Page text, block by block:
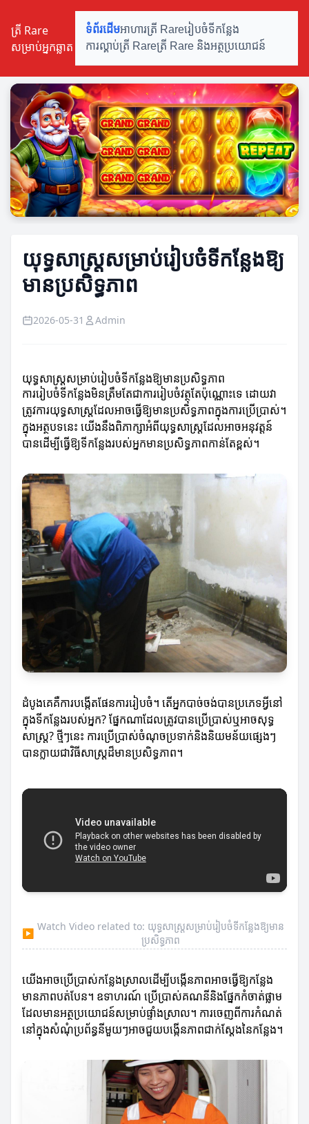
ត្រី Rare
សម្រាប់អ្នកឆ្លាត
ទំព័រដើមអាហារត្រី Rareរៀបចំទីកន្លែង
ការល្គាប់ត្រី Rareត្រី Rare និងអត្ថប្រយោជន៍
យុទ្ធសាស្ត្រសម្រាប់រៀបចំទីកន្លែងឱ្យ
មានប្រសិទ្ធភាព
2026-05-31 Admin
យុទ្ធសាស្ត្រសម្រាប់រៀបចំទីកន្លែងឱ្យមានប្រសិទ្ធភាព
ការរៀបចំទីកន្លែងមិនត្រឹមតែជាការរៀបចំវត្ថុតែប៉ុណ្ណោះទេ ដោយវា
ត្រូវការយុទ្ធសាស្ត្រដែលអាចធ្វើឱ្យមានប្រសិទ្ធភាពក្នុងការប្រើប្រាស់។
ក្នុងអត្ថបទនេះ យើងនឹងពិភាក្សាអំពីយុទ្ធសាស្ត្រដែលអាចអនុវត្តន៍
បានដើម្បីធ្វើឱ្យទីកន្លែងរបស់អ្នកមានប្រសិទ្ធភាពកាន់តែខ្ពស់។
ដំបូងគេគឺការបង្កើតផែនការរៀបចំ។ តើអ្នកបាច់ចង់បានប្រភេទអ្វីនៅ
ក្នុងទីកន្លែងរបស់អ្នក? ផ្នែកណាដែលត្រូវបានប្រើប្រាស់ឬអាចសុទ្ធ
សាស្រ្ត? ថ្មីៗនេះ ការប្រើប្រាស់ចំណុចប្រទាក់និងនិយមន័យផ្សេងៗ
បានក្លាយជាវិធីសាស្រ្តដ៏មានប្រសិទ្ធភាព។
▶
Watch Video related to: យុទ្ធសាស្ត្រសម្រាប់រៀបចំទីកន្លែងឱ្យមាន
ប្រសិទ្ធភាព
យើងអាចប្រើប្រាស់កន្លែងស្រាលដើម្បីបង្កើនភាពអាចធ្វើឱ្យកន្លែង
មានភាពបត់បែន។ ឧទាហរណ៍ ប្រើប្រាស់គណនីនិងផ្នែកកំចាត់ផ្លាម
ដែលមានអត្ថប្រយោជន៍សម្រាប់ផ្ទាំងស្រាល។ ការចេញពីការកំណត់
នៅក្នុងសំណុំប្រព័ន្ធនីមួយៗអាចជួយបង្កើនភាពជាក់ស្តែងនៃកន្លែង។